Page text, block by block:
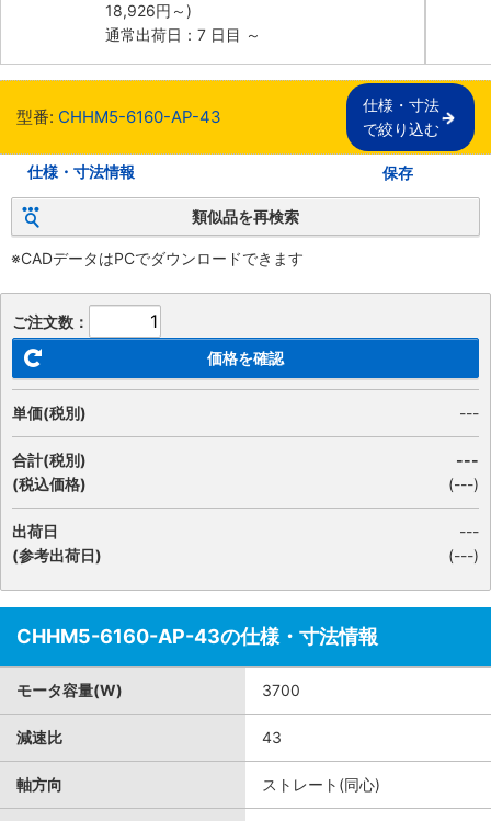
18,926円 ～)
通常出荷日：7 日目 ～
型番: CHHM5-6160-AP-43
仕様・寸法
で絞り込む
仕様・寸法情報 保存
類似品を再検索
※CADデータはPCでダウンロードできます
ご注文数：
価格を確認
単価(税別) ---
合計(税別)
(税込価格)
---
(---)
出荷日
(参考出荷日)
---
(---)
CHHM5-6160-AP-43の仕様・寸法情報
モータ容量(W) 3700
減速比 43
軸方向 ストレート(同心)